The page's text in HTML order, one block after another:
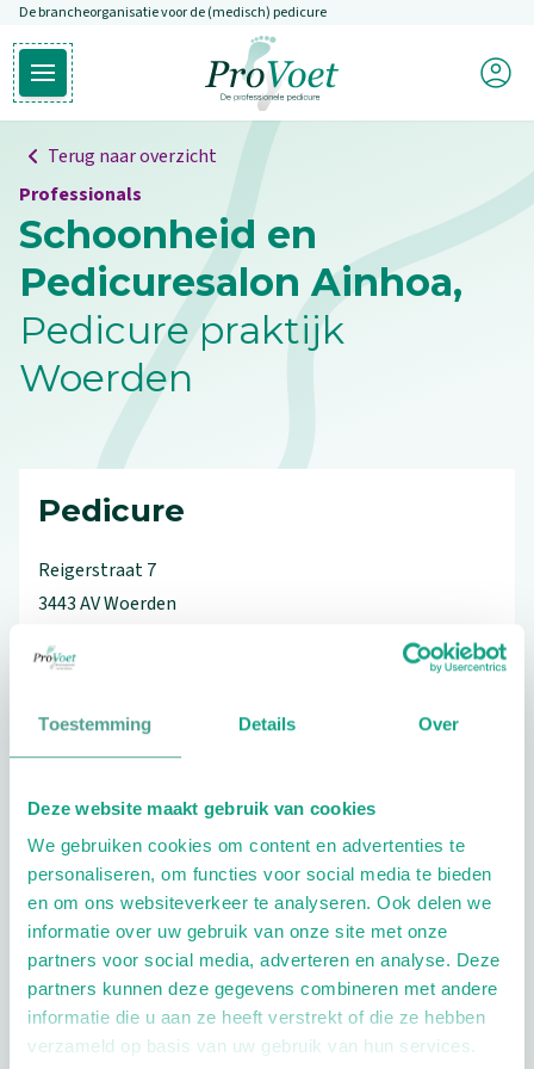
Toestemming Details Over
Deze website maakt gebruik van cookies
We gebruiken cookies om content en advertenties te
personaliseren, om functies voor social media te bieden
en om ons websiteverkeer te analyseren. Ook delen we
informatie over uw gebruik van onze site met onze
partners voor social media, adverteren en analyse. Deze
partners kunnen deze gegevens combineren met andere
informatie die u aan ze heeft verstrekt of die ze hebben
verzameld op basis van uw gebruik van hun services.
Overslaan en naar de inhoud gaan
De brancheorganisatie voor de (medisch) pedicure
Open hoofdmenu
Ga naar de homepagina
Mijn
Terug naar overzicht
Professionals
Schoonheid en
Pedicuresalon Ainhoa,
Pedicure praktijk
Woerden
Pedicure
Reigerstraat7
3443 AVWoerden
06052533752
Bezoek de website
Schrijf ook een review
Openingstijden